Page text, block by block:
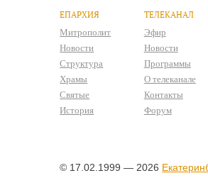
ЕПАРХИЯ
Митрополит
Новости
Структура
Храмы
Святые
История
ТЕЛЕКАНАЛ
Эфир
Новости
Программы
О телеканале
Контакты
Форум
© 17.02.1999 — 2026